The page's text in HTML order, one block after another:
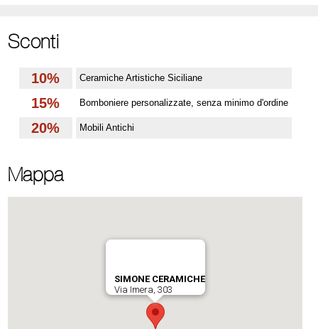
Sconti
10% Ceramiche Artistiche Siciliane
15% Bomboniere personalizzate, senza minimo d'ordine
20% Mobili Antichi
Mappa